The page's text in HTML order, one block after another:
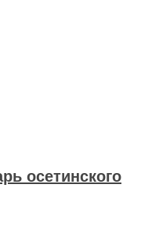
осетинского